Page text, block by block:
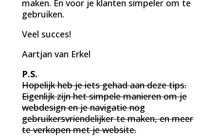
maken. En voor je klanten simpeler om te
gebruiken.
Veel succes!
Aartjan van Erkel
P.S.
Hopelijk heb je iets gehad aan deze tips.
Eigenlijk zijn het simpele manieren om je
webdesign en je navigatie nog
gebruikersvriendelijker te maken, en meer
te verkopen met je website.